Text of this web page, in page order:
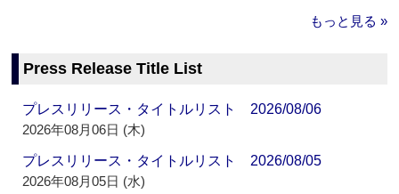
もっと見る »
Press Release Title List
プレスリリース・タイトルリスト 2026/08/06
2026年08月06日 (木)
プレスリリース・タイトルリスト 2026/08/05
2026年08月05日 (水)